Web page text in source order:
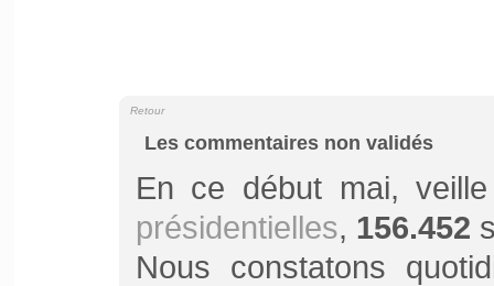
Les commentaires non validés
Retour
En ce début mai,
présidentielles, 156.452
Nous constatons